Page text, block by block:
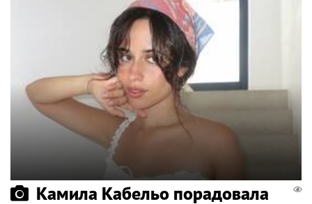
Камила Кабельо порадовала